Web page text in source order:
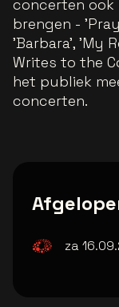
concerten ook
brengen -
'Barbara', 'My
Writes to the
het publiek
concerten.
za